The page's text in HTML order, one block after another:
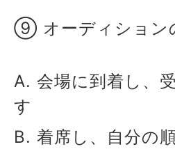
⑨ オーディション
A. 会場に到着し、
す
B. 着席し、自分の